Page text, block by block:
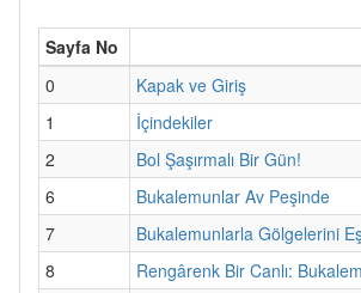
Sayfa No
0
Kapak ve Giriş
1
İçindekiler
2
Bol Şaşırmalı Bir Gün!
6
Bukalemunlar Av Peşinde
7
Bukalemunlarla Gölgelerini
8
Rengârenk Bir Canlı: